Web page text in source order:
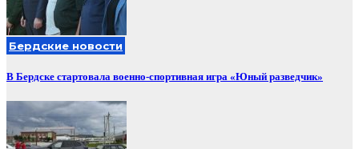
Бердские новости
В Бердске стартовала военно-спортивная игра «Юный разведчик»